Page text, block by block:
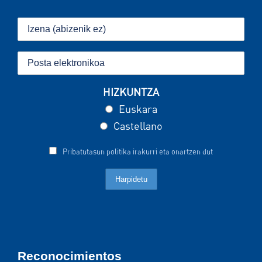
HIZKUNTZA
Euskara
Castellano
Pribatutasun politika irakurri eta onartzen dut
Reconocimientos